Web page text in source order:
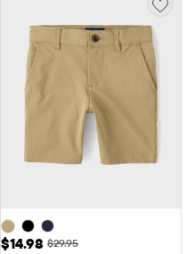
Prix ​​de vente: $14.98
$14.98 Prix ​​d'origine: $29.95
$29.95